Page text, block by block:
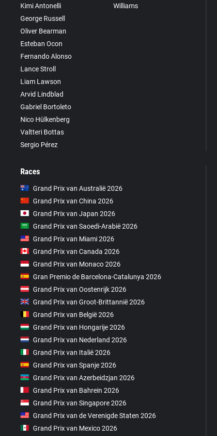
Kimi Antonelli
George Russell
Oliver Bearman
Esteban Ocon
Fernando Alonso
Lance Stroll
Liam Lawson
Arvid Lindblad
Gabriel Bortoleto
Nico Hülkenberg
Valtteri Bottas
Sergio Pérez
Williams
Races
Grand Prix van Australië 2026
Grand Prix van China 2026
Grand Prix van Japan 2026
Grand Prix van Saoedi-Arabië 2026
Grand Prix van Miami 2026
Grand Prix van Canada 2026
Grand Prix van Monaco 2026
Gran Premio de Barcelona-Catalunya 2026
Grand Prix van Oostenrijk 2026
Grand Prix van Groot-Brittannië 2026
Grand Prix van België 2026
Grand Prix van Hongarije 2026
Grand Prix van Nederland 2026
Grand Prix van Italië 2026
Grand Prix van Spanje 2026
Grand Prix van Azerbeidzjan 2026
Grand Prix van Bahrein 2026
Grand Prix van Singapore 2026
Grand Prix van de Verenigde Staten 2026
Grand Prix van Mexico 2026